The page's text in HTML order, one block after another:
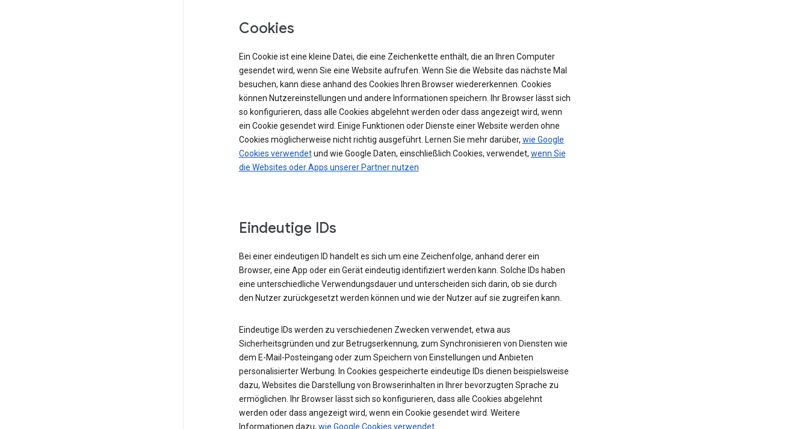
Cookies
Ein Cookie ist eine kleine Datei, die eine Zeichenkette enthält, die an Ihren Computer
gesendet wird, wenn Sie eine Website aufrufen. Wenn Sie die Website das nächste Mal
besuchen, kann diese anhand des Cookies Ihren Browser wiedererkennen. Cookies
können Nutzereinstellungen und andere Informationen speichern. Ihr Browser lässt sich
so konfigurieren, dass alle Cookies abgelehnt werden oder dass angezeigt wird, wenn
ein Cookie gesendet wird. Einige Funktionen oder Dienste einer Website werden ohne
Cookies möglicherweise nicht richtig ausgeführt. Lernen Sie mehr darüber, wie Google
Cookies verwendetund wie Google Daten, einschließlich Cookies, verwendet, wenn Sie
die Websites oder Apps unserer Partner nutzen
Eindeutige IDs
Bei einer eindeutigen ID handelt es sich um eine Zeichenfolge, anhand derer ein
Browser, eine App oder ein Gerät eindeutig identifiziert werden kann. Solche IDs haben
eine unterschiedliche Verwendungsdauer und unterscheiden sich darin, ob sie durch
den Nutzer zurückgesetzt werden können und wie der Nutzer auf sie zugreifen kann.
Eindeutige IDs werden zu verschiedenen Zwecken verwendet, etwa aus
Sicherheitsgründen und zur Betrugserkennung, zum Synchronisieren von Diensten wie
dem E-Mail-Posteingang oder zum Speichern von Einstellungen und Anbieten
personalisierter Werbung. In Cookies gespeicherte eindeutige IDs dienen beispielsweise
dazu, Websites die Darstellung von Browserinhalten in Ihrer bevorzugten Sprache zu
ermöglichen. Ihr Browser lässt sich so konfigurieren, dass alle Cookies abgelehnt
werden oder dass angezeigt wird, wenn ein Cookie gesendet wird. Weitere
Informationen dazu, wie Google Cookies verwendet